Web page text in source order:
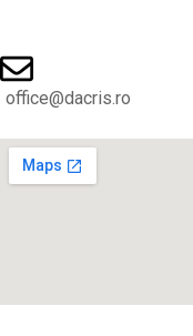
office@dacris.ro